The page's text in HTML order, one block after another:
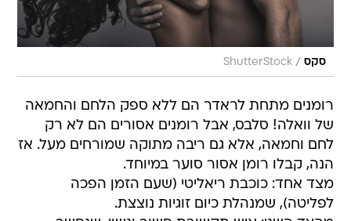
סקס /
ShutterStock
רומנים מתחת לראדר הם ללא ספק הלחם והחמאה
של וואלה! סלבס, אבל רומנים אסורים הם לא רק
לחם וחמאה, אלא גם ריבה מתוקה שמורחים מעל. אז
הנה, קבלו רומן אסור סוער במיוחד.
מצד אחד: כוכבת ריאליטי (שעם הזמן הפכה
לפליטה), שמנהלת כיום זוגיות נוצצת.